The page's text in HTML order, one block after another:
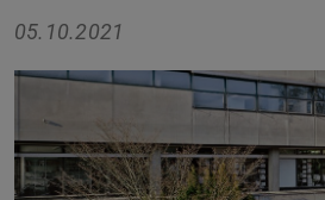
05.10.2021